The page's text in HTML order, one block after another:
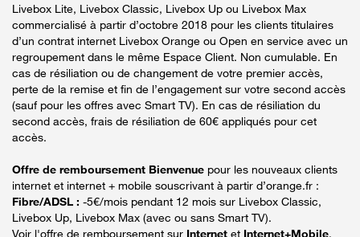
Livebox Lite, Livebox Classic, Livebox Up ou Livebox Max
commercialisé à partir d’octobre 2018 pour les clients titulaires
d’un contrat internet Livebox Orange ou Open en service avec un
regroupement dans le même Espace Client. Non cumulable. En
cas de résiliation ou de changement de votre premier accès,
perte de la remise et fin de l’engagement sur votre second accès
(sauf pour les offres avec Smart TV). En cas de résiliation du
second accès, frais de résiliation de 60€ appliqués pour cet
accès.
Offre de remboursement Bienvenue pour les nouveaux clients
internet et internet + mobile souscrivant à partir d’orange.fr :
Fibre/ADSL : -5€/mois pendant 12 mois sur Livebox Classic,
Livebox Up, Livebox Max (avec ou sans Smart TV).
Voir l'offre de remboursement sur Internet et Internet+Mobile.